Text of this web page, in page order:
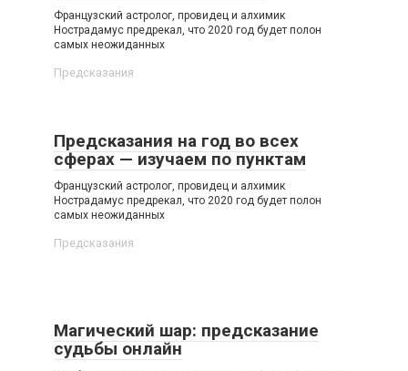
Французский астролог, провидец и алхимик
Нострадамус предрекал, что 2020 год будет полон
самых неожиданных
Предсказания
Предсказания на год во всех
сферах — изучаем по пунктам
Французский астролог, провидец и алхимик
Нострадамус предрекал, что 2020 год будет полон
самых неожиданных
Предсказания
Магический шар: предсказание
судьбы онлайн